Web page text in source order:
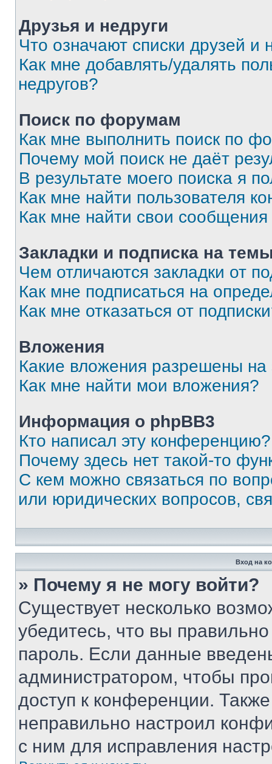
Друзья и недруги
Что означают списки друзей и
Как мне добавлять/удалять
недругов?
Поиск по форумам
Как мне выполнить поиск по
Почему мой поиск не даёт
В результате моего поиска я
Как мне найти пользователя
Как мне найти свои
Закладки и подписка на
Чем отличаются закладки от
Как мне подписаться на
Как мне отказаться от
Вложения
Какие вложения разрешены
Как мне найти мои вложения?
Информация о phpBB3
Кто написал эту конференцию?
Почему здесь нет такой-то
С кем можно связаться по
или юридических вопросов,
Вход на
» Почему я не могу войти?
Существует несколько
убедитесь, что вы
пароль. Если данные
администратором, чтобы
доступ к конференции.
неправильно настроил
с ним для исправления